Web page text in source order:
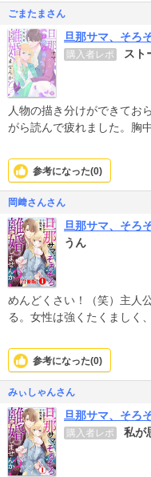
ごまたまさん
旦那サマ、そろ
購入者レポ スト
人物の描き分けができてお
がら読んで疲れました。胸
コミックではなく原作小
参考になった(0)
岡﨑さんさん
旦那サマ、そろ
うん
めんどくさい！（笑）主人
る。女性は強くたくましく
参考になった(0)
みぃしゃんさん
旦那サマ、そろ
購入者レポ 私が